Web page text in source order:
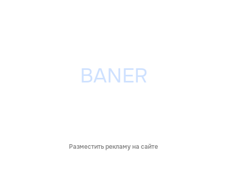
Разместить рекламу на сайте